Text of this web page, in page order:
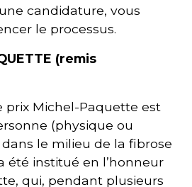
candidature, vous
le processus.
(remis
prix Michel-Paquette est
(physique ou
le milieu de la fibrose
été institué en l’honneur
qui, pendant plusieurs